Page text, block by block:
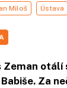
Miloš Ústava
Zeman otálí
Za